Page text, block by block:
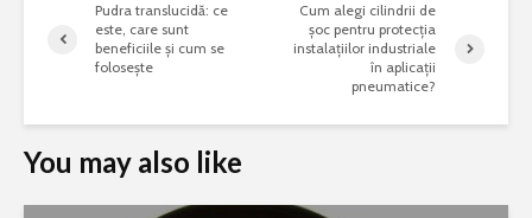
Pudra translucidă: ce
este, care sunt
beneficiile și cum se
folosește
Cum alegi cilindrii de
șoc pentru protecția
instalațiilor industriale
în aplicații
pneumatice?
You may also like